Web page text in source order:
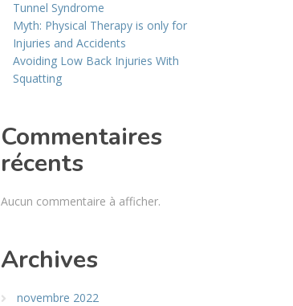
Tunnel Syndrome
Myth: Physical Therapy is only for
Injuries and Accidents
Avoiding Low Back Injuries With
Squatting
Commentaires
récents
Aucun commentaire à afficher.
Archives
novembre 2022